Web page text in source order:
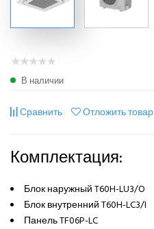
В наличии
Сравнить Отложить товар
Комплектация:
Блок наружный T60H-LU3/O
Блок внутренний T60H-LC3/I
Панель TF06P-LC